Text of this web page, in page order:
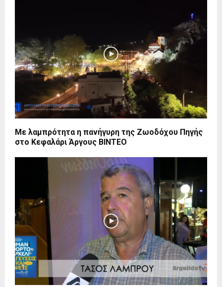
Με λαμπρότητα η πανήγυρη της Ζωοδόχου Πηγής
στο Κεφαλάρι Άργους BINTEO